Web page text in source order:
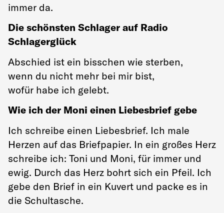
immer da.
Die schönsten Schlager auf Radio
Schlagerglück
Abschied ist ein bisschen wie sterben,
wenn du nicht mehr bei mir bist,
wofür habe ich gelebt.
Wie ich der Moni einen Liebesbrief gebe
Ich schreibe einen Liebesbrief. Ich male
Herzen auf das Briefpapier. In ein großes Herz
schreibe ich: Toni und Moni, für immer und
ewig. Durch das Herz bohrt sich ein Pfeil. Ich
gebe den Brief in ein Kuvert und packe es in
die Schultasche.